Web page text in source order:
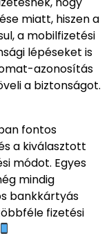
miatt, hiszen a
a mobilfizetési
lépéseket is
azonosítás
a biztonságot.
fontos
a kiválasztott
módot. Egyes
mindig
bankkártyás
fizetési